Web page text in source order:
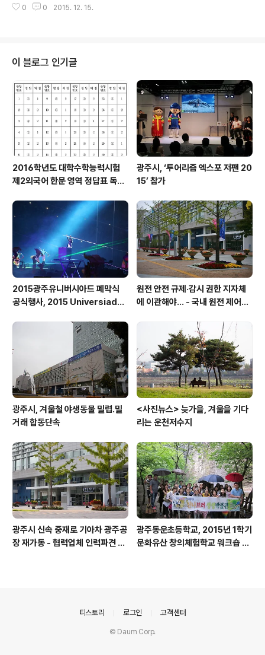
이에 따라 서구는 재개발담당 직원과 시공업체, 감리업체
난방기 관리 실태에 따른 공기질 영향 분석 및 개선방안’에
구기관으로 2015년 10월 29일부터 12월 15일까지를 용
역기간으로 하여 30개의 초·중·고등학교 냉·난방기의 세척
여부 및 상태를 확인하고 오염도와 향후 세척 주기의 적정
성을 살피기 위해 교육위원회에서 의뢰했다. 해당 기관에
서 제출한 용역결과 보고에 따르면 오염도 측정 결과 30개
학교 평균은 13,756RL..
0 0 2015. 12. 15.
이 블로그 인기글
2016학년도 대학수학능력시험
제2외국어 한문 영역 정답표 독일
일본어, 러시아어, 아랍어, 기초 베
트남어, 한문
광주시, ‘투어리즘 엑스포 저팬 20
15’ 참가
2015광주유니버시아드 폐막식
공식행사, 2015 Universiade
y Cultural Performance 3
원전 안전 규제·감시 권한 지자체
에 이관해야… - 국내 원전 제어봉
광주시, 겨울철 야생동물 밀렵․밀
거래 합동단속
<사진뉴스> 늦가을, 겨울을 기다
리는 운천저수지
광주시 신속 중재로 기아차 광주공
장 재가동 - 협력업체 인력파견 도
광주동운초등학교, 2015년 1학기
문화유산 창의체험학교 워크숍 실
티스토리 로그인 고객센터
© Daum Corp.